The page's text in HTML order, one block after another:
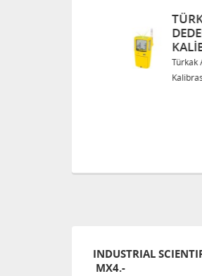
TÜRKAK
Türkak Akredite
Kalibrasyon
INDUSTRIAL
MX4.-